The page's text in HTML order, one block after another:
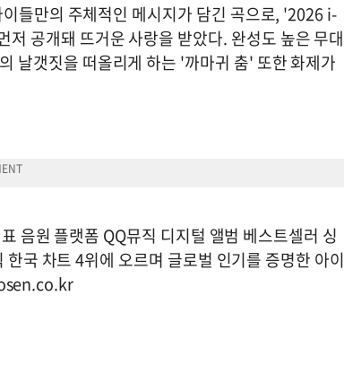
들만의 주체적인 메시지가 담긴 곡으로, '2026 i-
공개돼 뜨거운 사랑을 받았다. 완성도 높은 무대
날갯짓을 떠올리게 하는 '까마귀 춤' 또한 화제가
음원 플랫폼 QQ뮤직 디지털 앨범 베스트셀러 싱
국 차트 4위에 오르며 글로벌 인기를 증명한 아이